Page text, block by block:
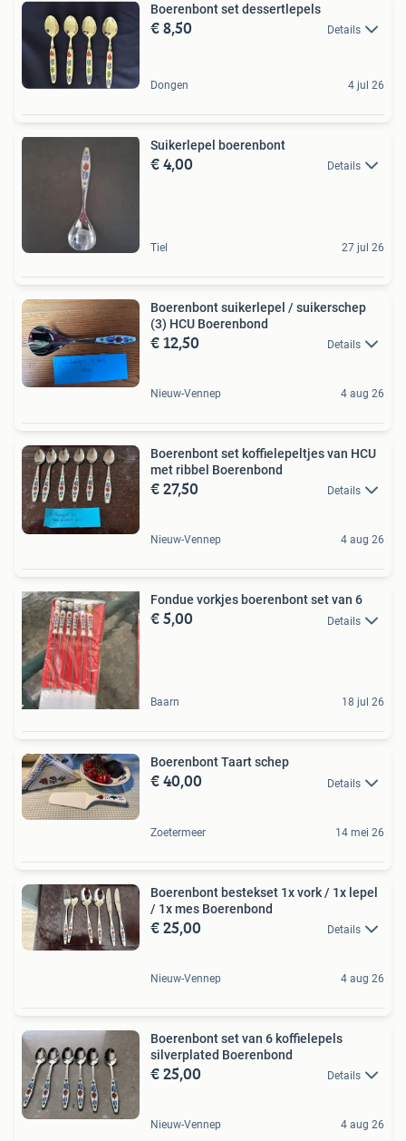
Boerenbont set dessertlepels
€ 8,50 Details
Dongen 4 jul 26
Suikerlepel boerenbont
€ 4,00 Details
Tiel 27 jul 26
Boerenbont suikerlepel / suikerschep
(3) HCU Boerenbond
€ 12,50 Details
Nieuw-Vennep 4 aug 26
Boerenbont set koffielepeltjes van HCU
met ribbel Boerenbond
€ 27,50 Details
Nieuw-Vennep 4 aug 26
Fondue vorkjes boerenbont set van 6
€ 5,00 Details
Baarn 18 jul 26
Boerenbont Taart schep
€ 40,00 Details
Zoetermeer 14 mei 26
Boerenbont bestekset 1x vork / 1x lepel
/ 1x mes Boerenbond
€ 25,00 Details
Nieuw-Vennep 4 aug 26
Boerenbont set van 6 koffielepels
silverplated Boerenbond
€ 25,00 Details
Nieuw-Vennep 4 aug 26